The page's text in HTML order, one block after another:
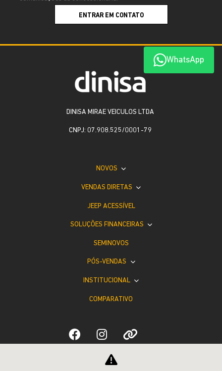
ENTRAR EM CONTATO
WhatsApp
DINISA MIRAE VEICULOS LTDA
CNPJ: 07.908.525/0001-79
NOVOS
VENDAS DIRETAS
JEEP ACESSÍVEL
SOLUÇÕES FINANCEIRAS
SEMINOVOS
PÓS-VENDAS
INSTITUCIONAL
COMPARATIVO